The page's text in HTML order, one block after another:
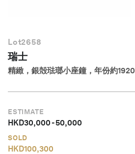
Lot2658
瑞士
精緻，銀殻琺瑯小座鐘，年份約1920
ESTIMATE
HKD30,000-50,000
SOLD
HKD100,300